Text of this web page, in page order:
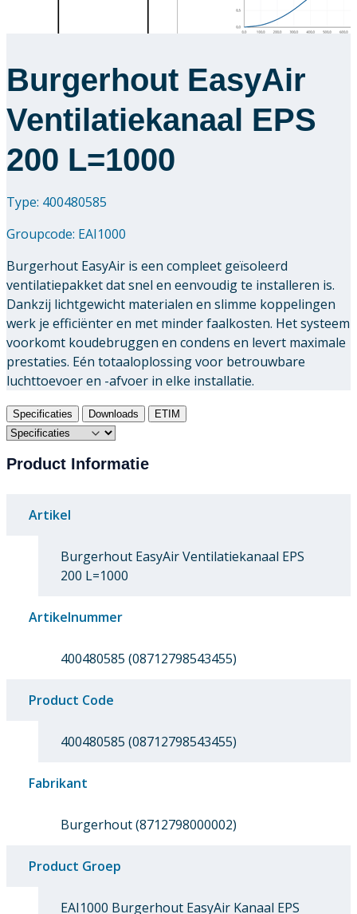
Burgerhout EasyAir
Ventilatiekanaal EPS
200 L=1000
Type: 400480585
Groupcode: EAI1000
Burgerhout EasyAir is een compleet geïsoleerd
ventilatiepakket dat snel en eenvoudig te installeren is.
Dankzij lichtgewicht materialen en slimme koppelingen
werk je efficiënter en met minder faalkosten. Het systeem
voorkomt koudebruggen en condens en levert maximale
prestaties. Eén totaaloplossing voor betrouwbare
luchttoevoer en -afvoer in elke installatie.
Specificaties Downloads ETIM
Product Informatie
Artikel
Burgerhout EasyAir Ventilatiekanaal EPS
200 L=1000
Artikelnummer
400480585 (08712798543455)
Product Code
400480585 (08712798543455)
Fabrikant
Burgerhout (8712798000002)
Product Groep
EAI1000 Burgerhout EasyAir Kanaal EPS